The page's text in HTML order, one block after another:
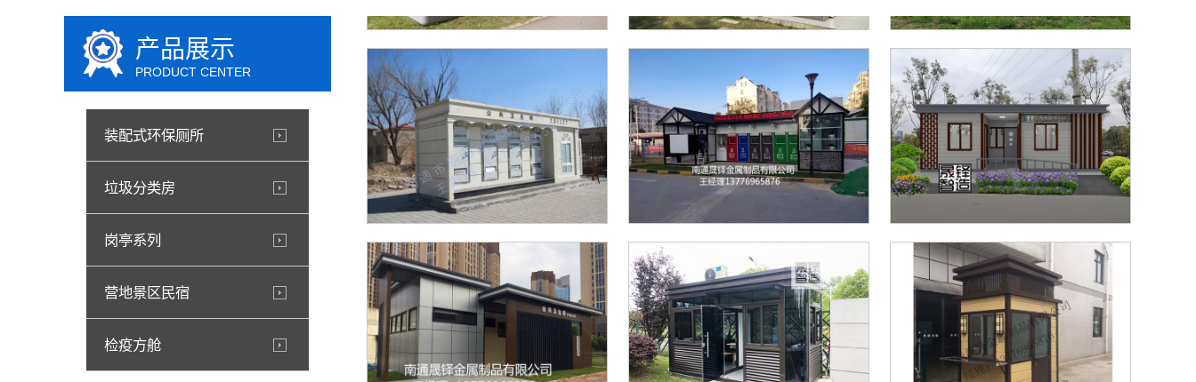
产品展示
PRODUCT CENTER
装配式环保厕所
垃圾分类房
岗亭系列
营地景区民宿
检疫方舱